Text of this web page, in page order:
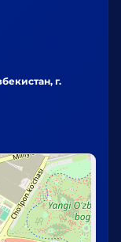
г.